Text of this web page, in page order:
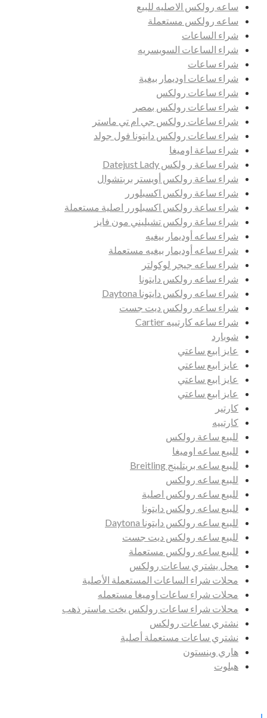
ساعه رولكس الاصليه للبيع
ساعه رولكس مستعملة
شراء الساعات
شراء الساعات السويسريه
شراء ساعات
شراء ساعات اوديمار بيغية
شراء ساعات رولكس
شراء ساعات رولكس بمصر
شراء ساعات رولكس جي ام تي ماستر
شراء ساعات رولكس دايتونا فول جولد
شراء ساعة اوميغا
شراء ساعة ر ولكس Datejust Lady
شراء ساعة رولكس أويستر بربتشوال
شراء ساعة رولكس اكسبلورر
شراء ساعة رولكس اكسبلورر اصلية مستعملة
شراء ساعة رولكس تشيليني مون فايز
شراء ساعه أوديمار بيغيه
شراء ساعه أوديمار بيغيه مستعملة
شراء ساعه جيجر لوكولتر
شراء ساعه رولكس دايتونا
شراء ساعه رولكس دايتونا Daytona
شراء ساعه رولكس ديت جست
شراء ساعه كارتييه Cartier
شوبارد
عايز ابيع ساعتي
عايز ابيع ساعتي
عايز ابيع ساعتي
عايز ابيع ساعتي
كارتير
كارتييه
للبيع ساعة رولكس
للبيع ساعه اوميغا
للبيع ساعه بريتلينج Breitling
للبيع ساعه رولكس
للبيع ساعه رولكس اصلية
للبيع ساعه رولكس دايتونا
للبيع ساعه رولكس دايتونا Daytona
للبيع ساعه رولكس ديت جست
للبيع ساعه رولكس مستعملة
محل يشتري ساعات رولكس
محلات شراء الساعات المستعملة الأصلية
محلات شراء ساعات اوميغا مستعمله
محلات شراء ساعات رولكس يخت ماستر ذهب
نشتري ساعات رولكس
نشتري ساعات مستعملة أصلية
هاري وينستون
هبلوت